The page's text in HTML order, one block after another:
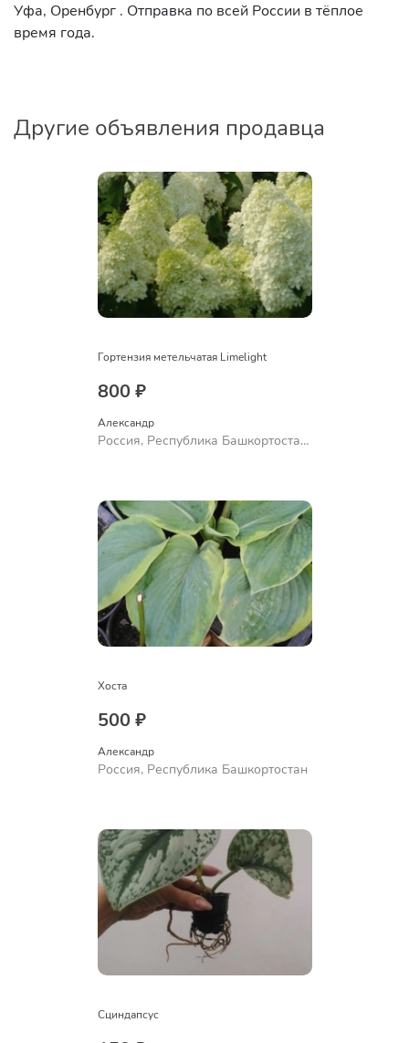
Уфа, Оренбург . Отправка по всей России в тёплое
время года.
Другие объявления продавца
Гортензия метельчатая Limelight
800 ₽
Александр
Россия, Республика Башкортостан,
Хоста
500 ₽
Александр
Россия, Республика Башкортостан
Сциндапсус